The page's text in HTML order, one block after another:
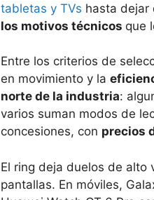
tabletas y TVs hasta dejar
los motivos técnicos que
Entre los criterios de
en movimiento y la
norte de la industria:
varios suman modos de
concesiones, con precios
El ring deja duelos de
pantallas. En móviles,